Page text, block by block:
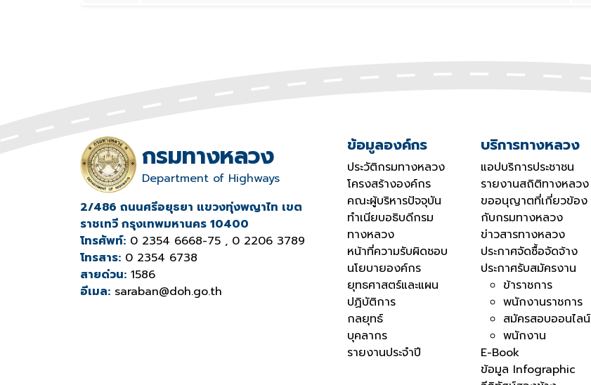
กรมทางหลวง
Department of Highways
2/486 ถนนศรีอยุธยา แขวงทุ่งพญาไท เขต
ราชเทวี กรุงเทพมหานคร 10400
โทรศัพท์: 0 2354 6668-75 , 0 2206 3789
โทรสาร: 0 2354 6738
สายด่วน: 1586
อีเมล: saraban@doh.go.th
ข้อมูลองค์กร
ประวัติกรมทางหลวง
โครงสร้างองค์กร
คณะผู้บริหารปัจจุบัน
ทำเนียบอธิบดีกรม
ทางหลวง
หน้าที่ความรับผิดชอบ
นโยบายองค์กร
ยุทธศาสตร์และแผน
ปฏิบัติการ
กลยุทธ์
บุคลากร
รายงานประจำปี
บริการทางหลวง
แอปบริการประชาชน
รายงานสถิติทางหลวง
ขออนุญาตที่เกี่ยวข้อง
กับกรมทางหลวง
ข่าวสารทางหลวง
ประกาศจัดซื้อจัดจ้าง
ประกาศรับสมัครงาน
ข้าราชการ
พนักงานราชการ
สมัครสอบออนไลน์
พนักงาน
E-Book
ข้อมูล Infographic